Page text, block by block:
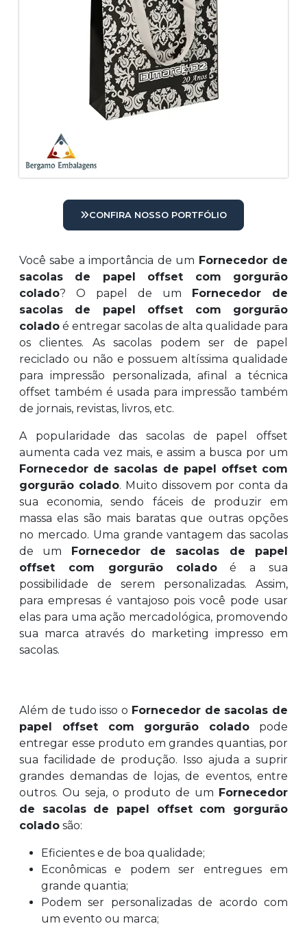
Você sabe a importância de um Fornecedor de
sacolas de papel offset com gorgurão
colado? O papel de um
Fornecedor de
sacolas de papel offset com gorgurão
colado é entregar sacolas de alta qualidade para
os clientes. As sacolas podem ser de papel
reciclado ou não e possuem altíssima qualidade
para impressão personalizada, afinal a técnica
offset também é usada para impressão também
de jornais, revistas, livros, etc.
A popularidade das sacolas de papel offset
aumenta cada vez mais, e assim a busca por um
Fornecedor de sacolas de papel offset com
gorgurão colado. Muito dissovem por conta da
sua economia, sendo fáceis de produzir em
massa elas são mais baratas que outras opções
no mercado. Uma grande vantagem das sacolas
de um
Fornecedor de sacolas de papel
offset com gorgurão coladoé a sua
possibilidade de serem personalizadas. Assim,
para empresas é vantajoso pois você pode usar
elas para uma ação mercadológica, promovendo
sua marca através do marketing impresso em
sacolas.
CONFIRA NOSSO PORTFÓLIO
Além de tudo isso o Fornecedor de sacolas de
papel offset com gorgurão colado pode
entregar esse produto em grandes quantias, por
sua facilidade de produção. Isso ajuda a suprir
grandes demandas de lojas, de eventos, entre
outros. Ou seja, o produto de um Fornecedor
de sacolas de papel offset com gorgurão
colado são:
Eficientes e de boa qualidade;
Econômicas e podem ser entregues em
grande quantia;
Podem ser personalizadas de acordo com
um evento ou marca;